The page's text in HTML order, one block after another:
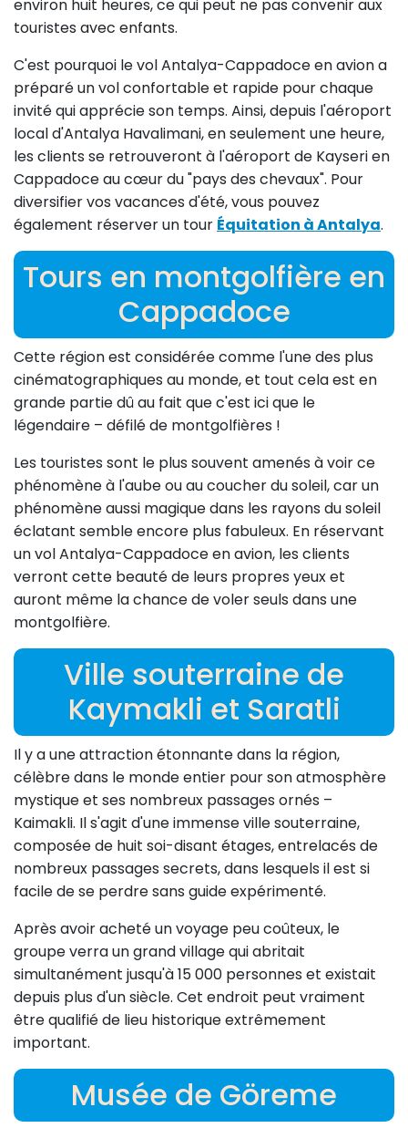
environ huit heures, ce qui peut ne pas convenir aux
touristes avec enfants.
C'est pourquoi le vol Antalya-Cappadoce en avion a
préparé un vol confortable et rapide pour chaque
invité qui apprécie son temps. Ainsi, depuis l'aéroport
local d'Antalya Havalimani, en seulement une heure,
les clients se retrouveront à l'aéroport de Kayseri en
Cappadoce au cœur du "pays des chevaux". Pour
diversifier vos vacances d'été, vous pouvez
également réserver un tour Équitation à Antalya.
Tours en montgolfière en
Cappadoce
Cette région est considérée comme l'une des plus
cinématographiques au monde, et tout cela est en
grande partie dû au fait que c'est ici que le
légendaire – défilé de montgolfières !
Les touristes sont le plus souvent amenés à voir ce
phénomène à l'aube ou au coucher du soleil, car un
phénomène aussi magique dans les rayons du soleil
éclatant semble encore plus fabuleux. En réservant
un vol Antalya-Cappadoce en avion, les clients
verront cette beauté de leurs propres yeux et
auront même la chance de voler seuls dans une
montgolfière.
Ville souterraine de
Kaymakli et Saratli
Il y a une attraction étonnante dans la région,
célèbre dans le monde entier pour son atmosphère
mystique et ses nombreux passages ornés –
Kaimakli. Il s'agit d'une immense ville souterraine,
composée de huit soi-disant étages, entrelacés de
nombreux passages secrets, dans lesquels il est si
facile de se perdre sans guide expérimenté.
Après avoir acheté un voyage peu coûteux, le
groupe verra un grand village qui abritait
simultanément jusqu'à 15 000 personnes et existait
depuis plus d'un siècle. Cet endroit peut vraiment
être qualifié de lieu historique extrêmement
important.
Musée de Göreme